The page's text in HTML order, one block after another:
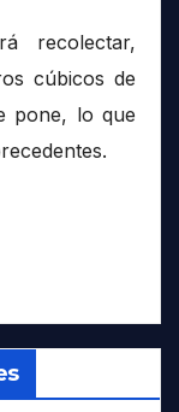
recolectar,
cúbicos de
pone, lo que